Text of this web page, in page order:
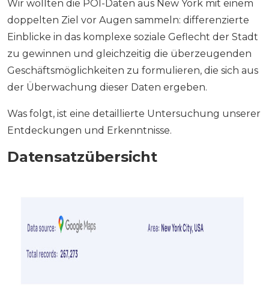
Wir wollten die POI-Daten aus New York mit einem
doppelten Ziel vor Augen sammeln: differenzierte
Einblicke in das komplexe soziale Geflecht der Stadt
zu gewinnen und gleichzeitig die überzeugenden
Geschäftsmöglichkeiten zu formulieren, die sich aus
der Überwachung dieser Daten ergeben.
Was folgt, ist eine detaillierte Untersuchung unserer
Entdeckungen und Erkenntnisse.
Datensatzübersicht